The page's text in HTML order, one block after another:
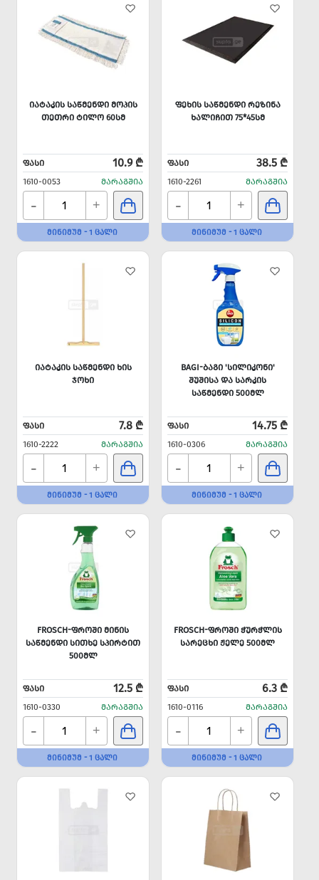
ᲘᲐᲢᲐᲙᲘᲡ ᲡᲐᲬᲛᲔᲜᲓᲘ ᲛᲝᲞᲘᲡ
ᲗᲔᲗᲠᲘ ᲢᲘᲚᲝ 60ᲡᲛ
ᲤᲐᲡᲘ 10.9 ₾
1610-0053 ᲛᲐᲠᲐᲒᲨᲘᲐ
- +
ᲛᲘᲜᲘᲛᲣᲛ - 1 ᲪᲐᲚᲘ
ᲤᲔᲮᲘᲡ ᲡᲐᲬᲛᲔᲜᲓᲘ ᲠᲔᲖᲘᲜᲐ
ᲮᲐᲚᲘᲩᲘᲗ 75*45ᲡᲛ
ᲤᲐᲡᲘ 38.5 ₾
1610-2261 ᲛᲐᲠᲐᲒᲨᲘᲐ
- +
ᲛᲘᲜᲘᲛᲣᲛ - 1 ᲪᲐᲚᲘ
ᲘᲐᲢᲐᲙᲘᲡ ᲡᲐᲬᲛᲔᲜᲓᲘ ᲮᲘᲡ
ᲯᲝᲮᲘ
ᲤᲐᲡᲘ 7.8 ₾
1610-2222 ᲛᲐᲠᲐᲒᲨᲘᲐ
- +
ᲛᲘᲜᲘᲛᲣᲛ - 1 ᲪᲐᲚᲘ
BAGI-ᲑᲐᲒᲘ 'ᲡᲘᲚᲘᲙᲝᲜᲘ'
ᲨᲣᲨᲘᲡᲐ ᲓᲐ ᲡᲐᲠᲙᲘᲡ
ᲡᲐᲬᲛᲔᲜᲓᲘ 500ᲛᲚ
ᲤᲐᲡᲘ 14.75 ₾
1610-0306 ᲛᲐᲠᲐᲒᲨᲘᲐ
- +
ᲛᲘᲜᲘᲛᲣᲛ - 1 ᲪᲐᲚᲘ
FROSCH-ᲤᲠᲝᲨᲘ ᲛᲘᲜᲘᲡ
ᲡᲐᲬᲛᲔᲜᲓᲘ ᲡᲘᲗᲮᲔ ᲡᲞᲘᲠᲢᲘᲗ
500ᲛᲚ
ᲤᲐᲡᲘ 12.5 ₾
1610-0330 ᲛᲐᲠᲐᲒᲨᲘᲐ
- +
ᲛᲘᲜᲘᲛᲣᲛ - 1 ᲪᲐᲚᲘ
FROSCH-ᲤᲠᲝᲨᲘ ᲭᲣᲠᲭᲚᲘᲡ
ᲡᲐᲠᲔᲪᲮᲘ ᲟᲔᲚᲔ 500ᲛᲚ
ᲤᲐᲡᲘ 6.3 ₾
1610-0116 ᲛᲐᲠᲐᲒᲨᲘᲐ
- +
ᲛᲘᲜᲘᲛᲣᲛ - 1 ᲪᲐᲚᲘ